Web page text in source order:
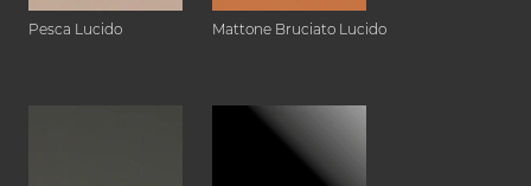
Pesca Lucido Mattone Bruciato Lucido